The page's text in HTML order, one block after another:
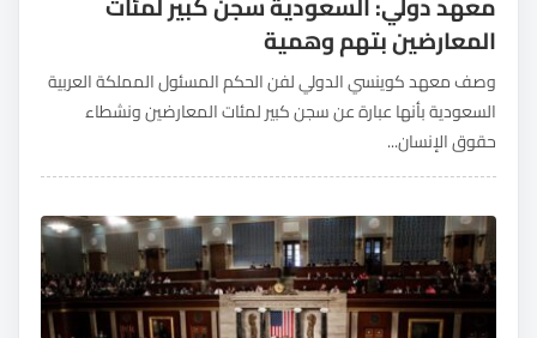
المعارضين بتهم وهمية
وصف معهد كوينسي الدولي لفن الحكم المسئول المملكة العربية
السعودية بأنها عبارة عن سجن كبير لمئات المعارضين ونشطاء
حقوق الإنسان...